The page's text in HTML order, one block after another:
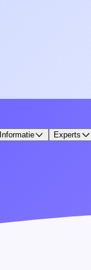
Informatie Experts